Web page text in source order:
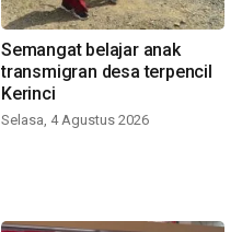
Semangat belajar anak
transmigran desa terpencil
Kerinci
Selasa, 4 Agustus 2026